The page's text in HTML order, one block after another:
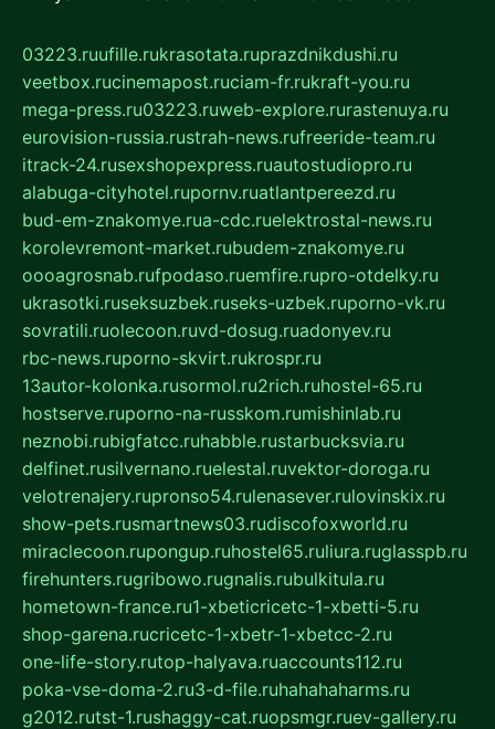
03223.ruufille.rukrasotata.ruprazdnikdushi.ru
veetbox.rucinemapost.ruciam-fr.rukraft-you.ru
mega-press.ru03223.ruweb-explore.rurastenuya.ru
eurovision-russia.rustrah-news.rufreeride-team.ru
itrack-24.rusexshopexpress.ruautostudiopro.ru
alabuga-cityhotel.rupornv.ruatlantpereezd.ru
bud-em-znakomye.rua-cdc.ruelektrostal-news.ru
korolevremont-market.rubudem-znakomye.ru
oooagrosnab.rufpodaso.ruemfire.rupro-otdelky.ru
ukrasotki.ruseksuzbek.ruseks-uzbek.ruporno-vk.ru
sovratili.ruolecoon.ruvd-dosug.ruadonyev.ru
rbc-news.ruporno-skvirt.rukrospr.ru
13autor-kolonka.rusormol.ru2rich.ruhostel-65.ru
hostserve.ruporno-na-russkom.rumishinlab.ru
neznobi.rubigfatcc.ruhabble.rustarbucksvia.ru
delfinet.rusilvernano.ruelestal.ruvektor-doroga.ru
velotrenajery.rupronso54.rulenasever.rulovinskix.ru
show-pets.rusmartnews03.rudiscofoxworld.ru
miraclecoon.rupongup.ruhostel65.ruliura.ruglasspb.ru
firehunters.rugribowo.rugnalis.rubulkitula.ru
hometown-france.ru1-xbeticricetc-1-xbetti-5.ru
shop-garena.rucricetc-1-xbetr-1-xbetcc-2.ru
one-life-story.rutop-halyava.ruaccounts112.ru
poka-vse-doma-2.ru3-d-file.ruhahahaharms.ru
g2012.rutst-1.rushaggy-cat.ruopsmgr.ruev-gallery.ru